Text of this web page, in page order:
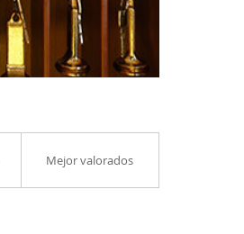
Mejor valorados